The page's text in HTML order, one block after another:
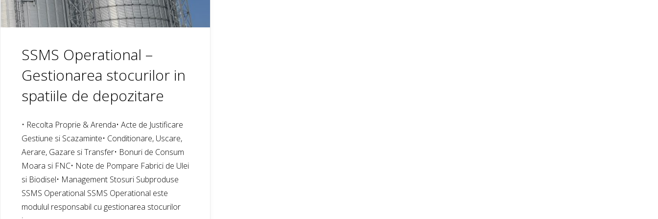
SSMS Operational –
Gestionarea stocurilor in
spatiile de depozitare
• Recolta Proprie & Arenda• Acte de Justificare
Gestiune si Scazaminte• Conditionare, Uscare,
Aerare, Gazare si Transfer• Bonuri de Consum
Moara si FNC• Note de Pompare Fabrici de Ulei
si Biodisel• Management Stosuri Subproduse
SSMS Operational SSMS Operational este
modulul responsabil cu gestionarea stocurilor